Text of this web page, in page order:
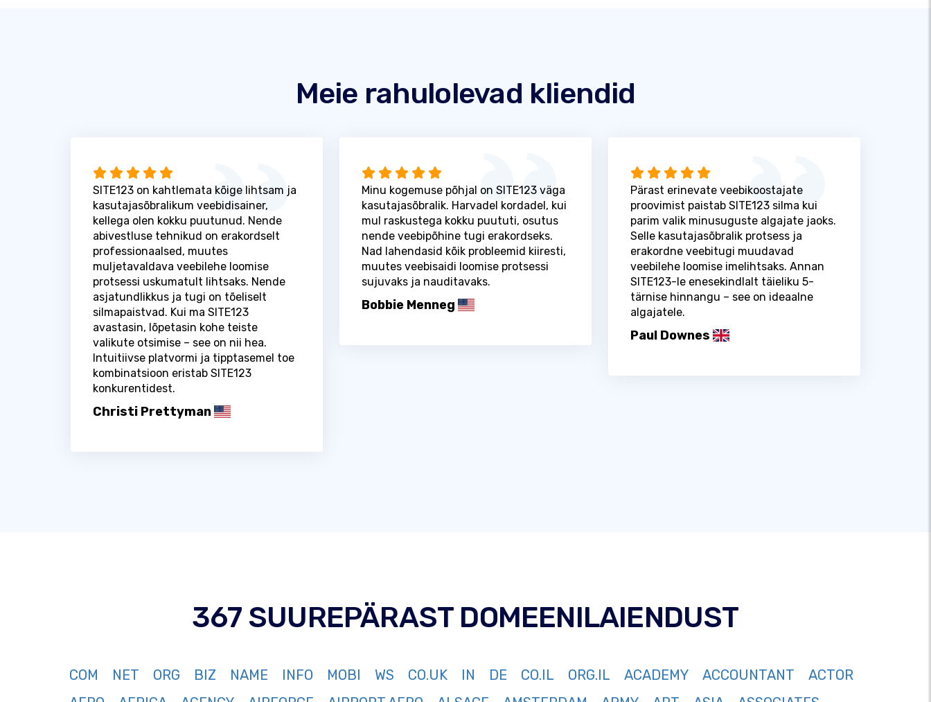
Meie rahulolevad kliendid
SITE123 on kahtlemata kõige lihtsam ja
kasutajasõbralikum veebidisainer,
kellega olen kokku puutunud. Nende
abivestluse tehnikud on erakordselt
professionaalsed, muutes
muljetavaldava veebilehe loomise
protsessi uskumatult lihtsaks. Nende
asjatundlikkus ja tugi on tõeliselt
silmapaistvad. Kui ma SITE123
avastasin, lõpetasin kohe teiste
valikute otsimise – see on nii hea.
Intuitiivse platvormi ja tipptasemel toe
kombinatsioon eristab SITE123
konkurentidest.
Christi Prettyman
Minu kogemuse põhjal on SITE123 väga
kasutajasõbralik. Harvadel kordadel, kui
mul raskustega kokku puututi, osutus
nende veebipõhine tugi erakordseks.
Nad lahendasid kõik probleemid kiiresti,
muutes veebisaidi loomise protsessi
sujuvaks ja nauditavaks.
Bobbie Menneg
Pärast erinevate veebikoostajate
proovimist paistab SITE123 silma kui
parim valik minusuguste algajate jaoks.
Selle kasutajasõbralik protsess ja
erakordne veebitugi muudavad
veebilehe loomise imelihtsaks. Annan
SITE123-le enesekindlalt täieliku 5-
tärnise hinnangu – see on ideaalne
algajatele.
Paul Downes
367 SUUREPÄRAST DOMEENILAIENDUST
COM NET ORG BIZ NAME INFO MOBI WS CO.UK IN DE CO.IL ORG.IL ACADEMY ACCOUNTANT
ACTOR